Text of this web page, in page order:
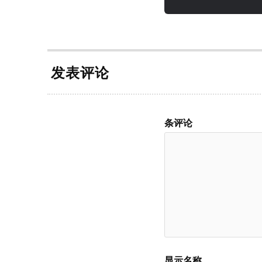
发表评论
条评论